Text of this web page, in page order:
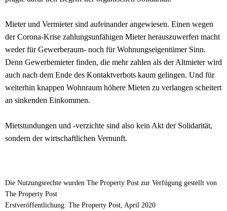
Mieter und Vermieter sind aufeinander angewiesen. Einen wegen
der Corona-Krise zahlungsunfähigen Mieter herauszuwerfen macht
weder für Gewerberaum- noch für Wohnungseigentümer Sinn.
Denn Gewerbemieter finden, die mehr zahlen als der Altmieter wird
auch nach dem Ende des Kontaktverbots kaum gelingen. Und für
weiterhin knappen Wohnraum höhere Mieten zu verlangen scheitert
an sinkenden Einkommen.
Mietstundungen und -verzichte sind also kein Akt der Solidarität,
sondern der wirtschaftlichen Vernunft.
Die Nutzungsrechte wurden The Property Post zur Verfügung gestellt von
The Property Post
Erstveröffentlichung: The Property Post, April 2020